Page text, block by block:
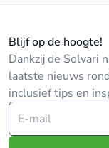
Blijf op de hoogte!
Dankzij de Solvari
laatste nieuws
inclusief tips en